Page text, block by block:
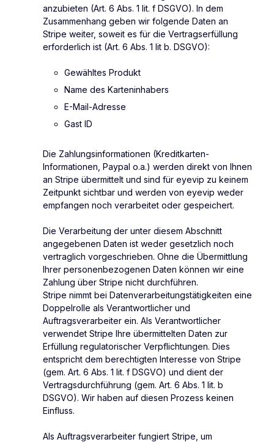
anzubieten (Art. 6 Abs. 1 lit. f DSGVO). In dem
Zusammenhang geben wir folgende Daten an
Stripe weiter, soweit es für die Vertragserfüllung
erforderlich ist (Art. 6 Abs. 1 lit b. DSGVO):
Gewähltes Produkt
Name des Karteninhabers
E-Mail-Adresse
Gast ID
Die Zahlungsinformationen (Kreditkarten-
Informationen, Paypal o.a.) werden direkt von Ihnen
an Stripe übermittelt und sind für eyevip zu keinem
Zeitpunkt sichtbar und werden von eyevip weder
empfangen noch verarbeitet oder gespeichert.
Die Verarbeitung der unter diesem Abschnitt
angegebenen Daten ist weder gesetzlich noch
vertraglich vorgeschrieben. Ohne die Übermittlung
Ihrer personenbezogenen Daten können wir eine
Zahlung über Stripe nicht durchführen.
Stripe nimmt bei Datenverarbeitungstätigkeiten eine
Doppelrolle als Verantwortlicher und
Auftragsverarbeiter ein. Als Verantwortlicher
verwendet Stripe Ihre übermittelten Daten zur
Erfüllung regulatorischer Verpflichtungen. Dies
entspricht dem berechtigten Interesse von Stripe
(gem. Art. 6 Abs. 1 lit. f DSGVO) und dient der
Vertragsdurchführung (gem. Art. 6 Abs. 1 lit. b
DSGVO). Wir haben auf diesen Prozess keinen
Einfluss.
Als Auftragsverarbeiter fungiert Stripe, um